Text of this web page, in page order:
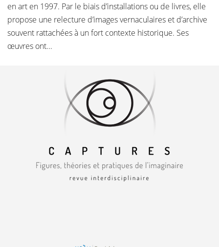
en art en 1997. Par le biais d’installations ou de livres, elle
propose une relecture d’images vernaculaires et d’archive
souvent rattachées à un fort contexte historique. Ses
œuvres ont...